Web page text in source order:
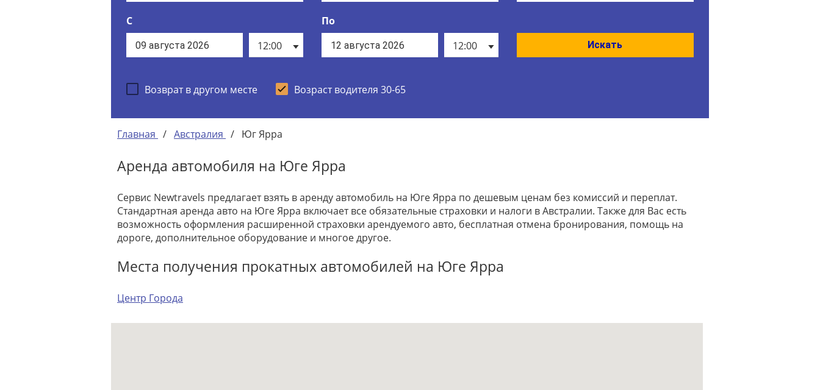
С
12:00
По
12:00
Искать
Возврат в другом месте Возраст водителя 30-65
Главная / Австралия / Юг Ярра
Аренда автомобиля на Юге Ярра
Сервис Newtravels предлагает взять в аренду автомобиль на Юге Ярра по дешевым ценам без комиссий и переплат.
Стандартная аренда авто на Юге Ярра включает все обязательные страховки и налоги в Австралии. Также для Вас есть
возможность оформления расширенной страховки арендуемого авто, бесплатная отмена бронирования, помощь на
дороге, дополнительное оборудование и многое другое.
Места получения прокатных автомобилей на Юге Ярра
Центр Города